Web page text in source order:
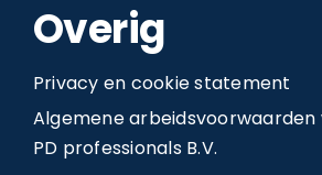
Overig
Privacy en cookie statement
Algemene
PD professionals B.V.